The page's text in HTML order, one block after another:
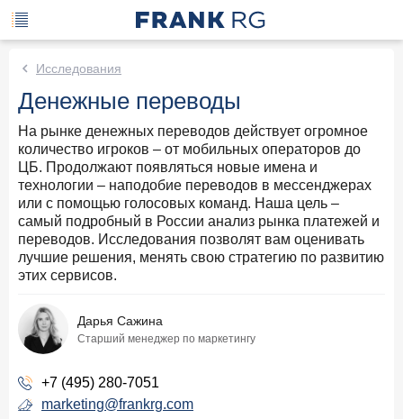
Исследования
Денежные переводы
На рынке денежных переводов действует огромное
количество игроков – от мобильных операторов до
ЦБ. Продолжают появляться новые имена и
технологии – наподобие переводов в мессенджерах
или с помощью голосовых команд. Наша цель –
самый подробный в России анализ рынка платежей и
переводов. Исследования позволят вам оценивать
лучшие решения, менять свою стратегию по развитию
этих сервисов.
Дарья Сажина
Старший менеджер по маркетингу
+7 (495) 280-7051
marketing@frankrg.com